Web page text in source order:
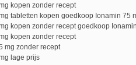
kopen zonder recept
tabletten kopen goedkoop Ionamin 75
kopen zonder recept goedkoop
kopen zonder recept
mg zonder recept
lage prijs